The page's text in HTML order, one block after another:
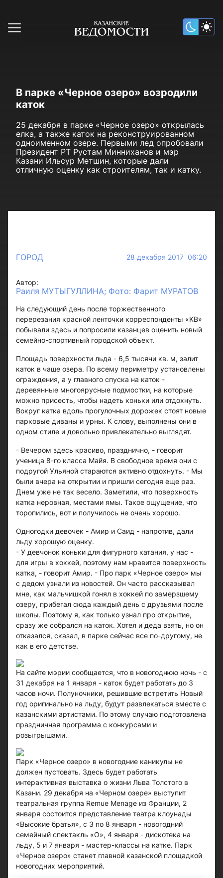
В парке «Черное озеро» возродили
каток
25 декабря в парке «Черное озеро» открылась
елка, а также каток на реконструированном
одноименном озере. Первыми лед опробовали
Президент РТ Рустам Минниханов и мэр
Казани Ильсур Метшин, которые дали
отличную оценку как строителям, так и катку.
ГОРОД 28 декабря 2017 06:20
Автор:
Раиля МУТЫГУЛЛИНА; Фото: Фарит МУРАТОВ
На следующий день после торжественного
перерезания красной ленточки корреспонденты «КВ»
побывали здесь и попросили казанцев оценить новый
семейно-спортивный городской объект.
Площадь поверхности льда - 6,5 тысячи кв. м, залит
каток в чаше озера. По всему периметру установлены
ограждения, а у главного спуска на каток -
деревянные многоярусные подмостки, на которые
можно присесть, чтобы надеть коньки или отдохнуть.
Вокруг катка вдоль прогулочных дорожек стоят новые
парковые диваны и урны. К слову, выполнены они в
одном стиле и довольно привлекательно выглядят.
- Вечером здесь красиво, празднично, - говорит
ученица 8-го класса Майя. В свободное время они с
подругой Ульяной стараются активно отдохнуть. - Мы
были вчера на открытии и пришли сегодня еще раз.
Днем уже не так весело. Заметили, что поверхность
катка неровная, местами ямы. Такое ощущение, что
торопились, вот и получилось не очень хорошо.
Одногодки девочек - Амир и Саид - напротив, дали
льду хорошую оценку.
- У девчонок коньки для фигурного катания, у нас -
для игры в хоккей, поэтому нам нравится поверхность
катка, - говорит Амир. - Про парк «Черное озеро» мы
с дедом узнали из новостей. Он часто рассказывал
мне, как мальчишкой гонял в хоккей по замерзшему
озеру, прибегал сюда каждый день с друзьями после
школы. Поэтому я, как только узнал про открытие,
сразу же собрался на каток. Хотел и деда взять, но он
отказался, сказал, в парке сейчас все по-другому, не
как в его детстве.
На сайте мэрии сообщается, что в новогоднюю ночь - с
31 декабря на 1 января - каток будет работать до 3
часов ночи. Полуночники, решившие встретить Новый
год оригинально на льду, будут развлекаться вместе с
казанскими артистами. По этому случаю подготовлена
праздничная программа с конкурсами и
розыгрышами.
Парк «Черное озеро» в новогодние каникулы не
должен пустовать. Здесь будет работать
интерактивная выставка о жизни Льва Толстого в
Казани. 29 декабря на «Черном озере» выступит
театральная группа Remue Menage из Франции, 2
января состоится представление театра клоунады
«Высокие братья», с 3 по 8 января - новогодний
семейный спектакль «О», 4 января - дискотека на
льду, 5 и 7 января - мастер-классы на катке. Парк
«Черное озеро» станет главной казанской площадкой
новогодних мероприятий.